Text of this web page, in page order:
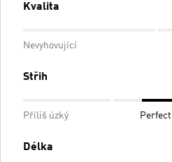
Kvalita
Nevyhovující
Střih
Příliš úzký Perfect
Délka